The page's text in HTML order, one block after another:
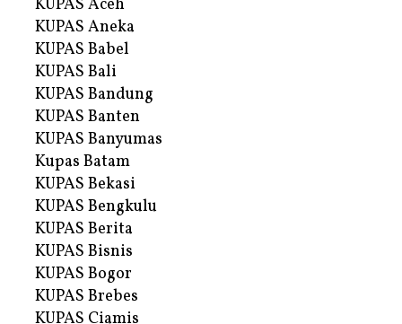
KUPAS Aceh
KUPAS Aneka
KUPAS Babel
KUPAS Bali
KUPAS Bandung
KUPAS Banten
KUPAS Banyumas
Kupas Batam
KUPAS Bekasi
KUPAS Bengkulu
KUPAS Berita
KUPAS Bisnis
KUPAS Bogor
KUPAS Brebes
KUPAS Ciamis